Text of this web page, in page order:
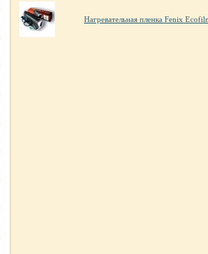
Нагревательная пленка Fenix